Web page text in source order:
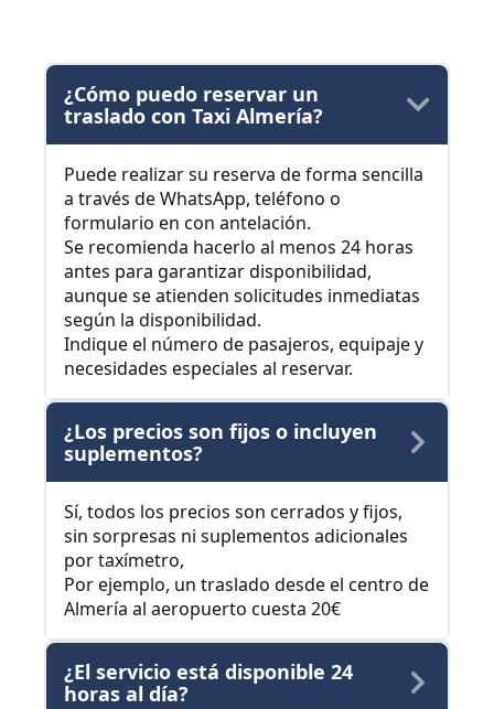
¿Cómo puedo reservar un
traslado con Taxi Almería?
Puede realizar su reserva de forma sencilla
a través de WhatsApp, teléfono o
formulario en con antelación.
Se recomienda hacerlo al menos 24 horas
antes para garantizar disponibilidad,
aunque se atienden solicitudes inmediatas
según la disponibilidad.
Indique el número de pasajeros, equipaje y
necesidades especiales al reservar.
¿Los precios son fijos o incluyen
suplementos?
Sí, todos los precios son cerrados y fijos,
sin sorpresas ni suplementos adicionales
por taxímetro,
Por ejemplo, un traslado desde el centro de
Almería al aeropuerto cuesta 20€
¿El servicio está disponible 24
horas al día?